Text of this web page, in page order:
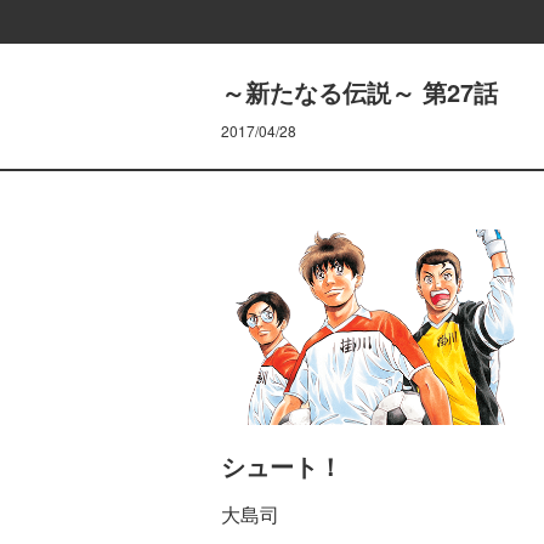
～新たなる伝説～ 第27話
2017/04/28
シュート！
大島司